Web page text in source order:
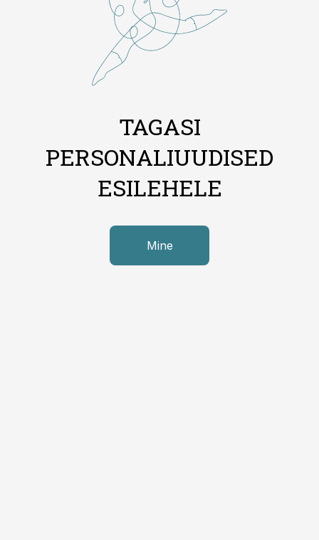
TAGASI
PERSONALIUUDISED
ESILEHELE
Mine